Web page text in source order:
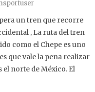
un tren que recorre
, La ruta del tren
como el Chepe es uno
que vale la pena realizar
el norte de México. El